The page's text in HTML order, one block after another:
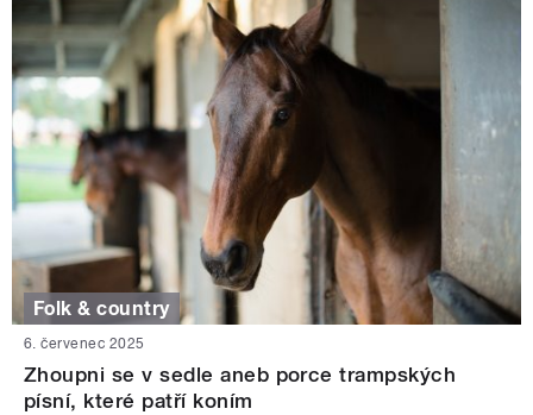
Folk & country
6. červenec 2025
Zhoupni se v sedle aneb porce trampských
písní, které patří koním